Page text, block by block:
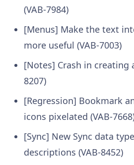
(VAB-7984)
[Menus] Make the text
more useful (VAB-7003)
[Notes] Crash in creating
8207)
[Regression] Bookmark
icons pixelated (VAB-
[Sync] New Sync data
descriptions (VAB-8452)